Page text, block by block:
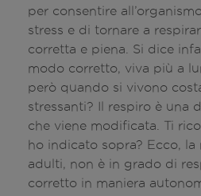
per consentire
stress e di tornare a
corretta e piena. Si dice
modo corretto, viva più a
però quando si vivono
stressanti? Il respiro è una
che viene modificata. Ti
ho indicato sopra? Ecco,
adulti, non è in grado di
corretto in maniera